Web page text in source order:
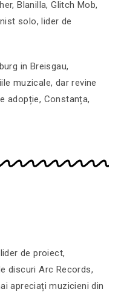
Blanilla, Glitch Mob,
solo, lider de
in Breisgau,
muzicale, dar revine
adopție, Constanța,
de proiect,
discuri Arc Records,
apreciați muzicieni din